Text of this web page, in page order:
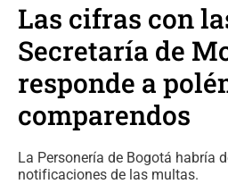
Las cifras con
Secretaría de
responde a
comparendos
La Personería de Bogotá habría
notificaciones de las multas.